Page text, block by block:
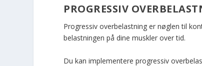
PROGRESSIV
Progressiv overbelastning er nøglen til
belastningen på dine muskler over tid.
Du kan implementere progressiv